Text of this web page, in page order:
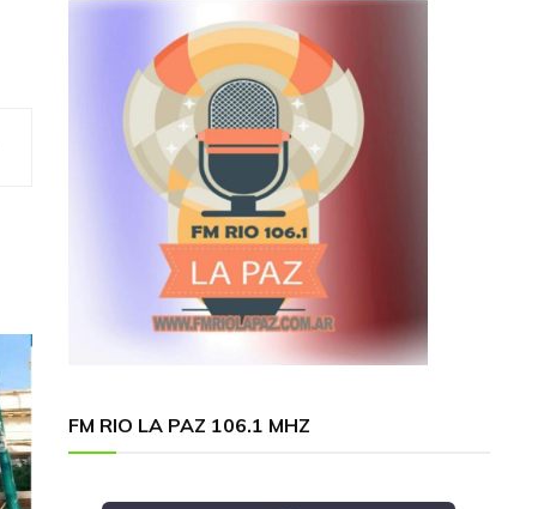
FM RIO LA PAZ 106.1 MHZ